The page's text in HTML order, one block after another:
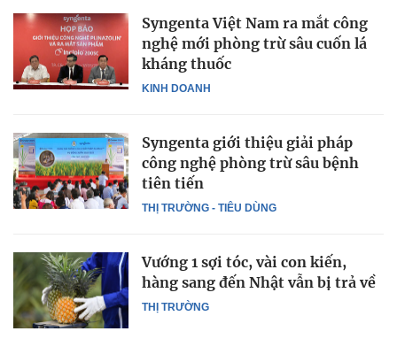
KINH DOANH
Syngenta Việt Nam ra mắt công
nghệ mới phòng trừ sâu cuốn lá
kháng thuốc
THỊ TRƯỜNG - TIÊU DÙNG
Syngenta giới thiệu giải pháp
công nghệ phòng trừ sâu bệnh
tiên tiến
THỊ TRƯỜNG
Vướng 1 sợi tóc, vài con kiến,
hàng sang đến Nhật vẫn bị trả về